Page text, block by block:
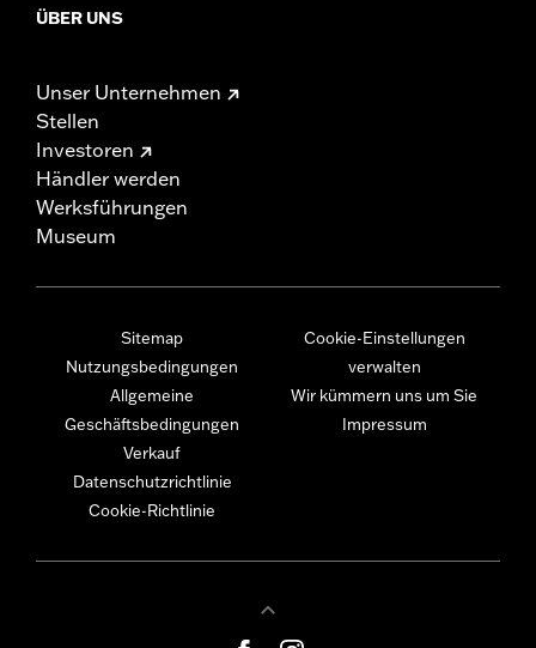
ÜBER UNS
Unser Unternehmen
Stellen
Investoren
Händler werden
Werksführungen
Museum
Sitemap
Nutzungsbedingungen
Allgemeine
Geschäftsbedingungen
Verkauf
Datenschutzrichtlinie
Cookie-Richtlinie
Cookie-Einstellungen
verwalten
Wir kümmern uns um Sie
Impressum